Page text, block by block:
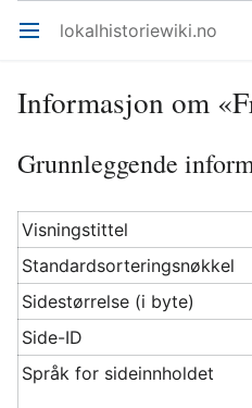
Åpne hovedmenyen lokalhistoriewiki.no
Informasjon om
Grunnleggende
Visningstittel
Standardsorteringsnøkkel
Sidestørrelse (i byte)
Side-ID
Språk for sideinnholdet